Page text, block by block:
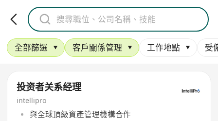
全部篩選 客戶關係管理 工作地點 受
投资者关系经理
intellipro
與全球頂級資產管理機構合作